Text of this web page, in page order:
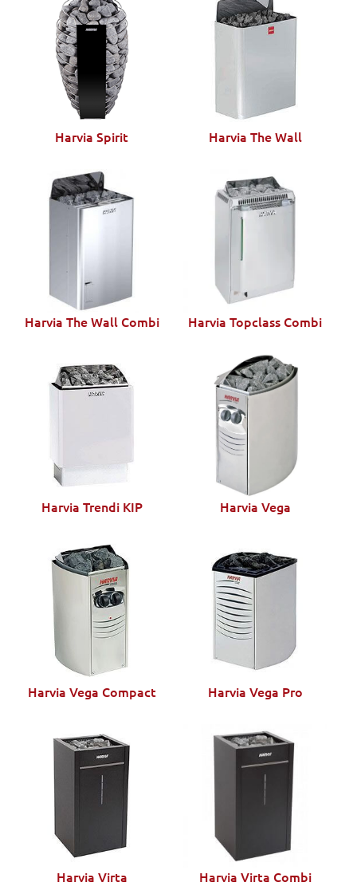
Harvia Spirit Harvia The Wall
Harvia The Wall Combi Harvia Topclass Combi
Harvia Trendi KIP Harvia Vega
Harvia Vega Compact Harvia Vega Pro
Harvia Virta Harvia Virta Combi